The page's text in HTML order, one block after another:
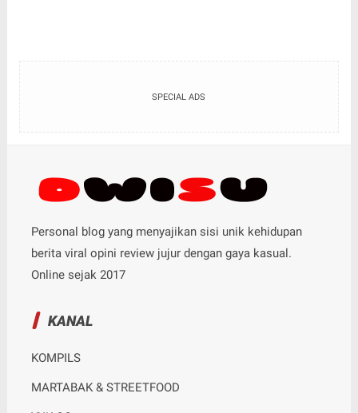
SPECIAL ADS
Personal blog yang menyajikan sisi unik kehidupan
berita viral opini review jujur dengan gaya kasual.
Online sejak 2017
KANAL
KOMPILS
MARTABAK & STREETFOOD